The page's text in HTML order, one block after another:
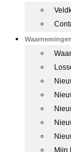
Waarnemingen
Mijn